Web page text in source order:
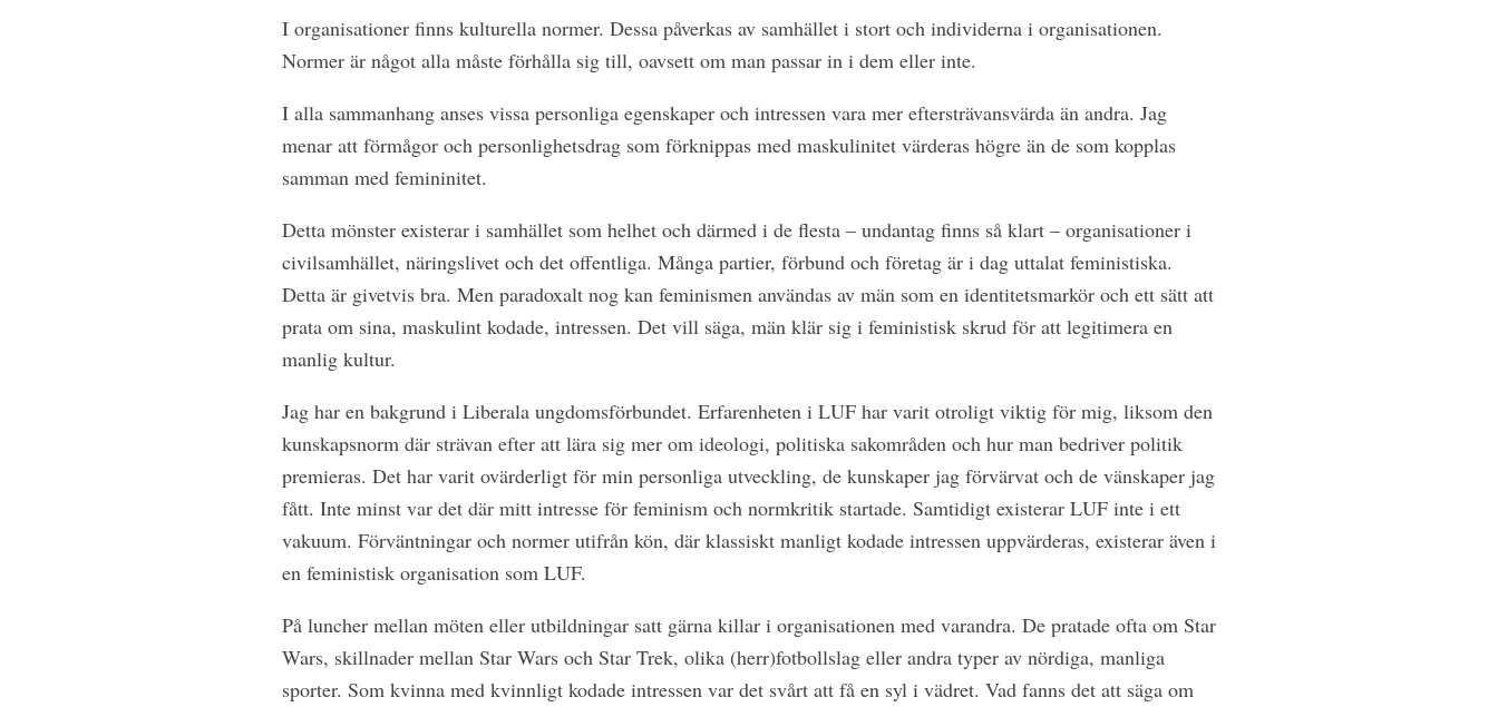
I organisationer finnskulturella normer. Dessa påverkas av samhället i stort och individerna i organisationen.
Normer är något alla måste förhålla sig till, oavsett om man passar in i dem eller inte.
I alla sammanhang anses vissa personliga egenskaper och intressen vara mer eftersträvansvärda än andra. Jag
menar att förmågor och personlighetsdrag som förknippas med maskulinitet värderas högre än de som kopplas
samman med femininitet.
Detta mönster existerar i samhället som helhet och därmed i de flesta – undantag finns så klart – organisationer i
civilsamhället, näringslivet och det offentliga. Många partier, förbund och företag är i dag uttalat feministiska.
Detta är givetvis bra. Men paradoxalt nog kan feminismen användas av män som en identitetsmarkör och ett sätt att
prata om sina, maskulint kodade, intressen. Det vill säga, män klär sig i feministisk skrud för att legitimera en
manlig kultur.
Jag har en bakgrund i Liberala ungdomsförbundet. Erfarenheten i LUF har varit otroligt viktig för mig, liksom den
kunskapsnorm där strävan efter att lära sig mer om ideologi, politiska sakområden och hur man bedriver politik
premieras. Det har varit ovärderligt för min personliga utveckling, de kunskaper jag förvärvat och de vänskaper jag
fått. Inte minst var det där mitt intresse för feminism och normkritik startade. Samtidigt existerar LUF inte i ett
vakuum. Förväntningar och normer utifrån kön, där klassiskt manligt kodade intressen uppvärderas, existerar även i
en feministisk organisation som LUF.
På luncher mellan möten eller utbildningar satt gärna killar i organisationen med varandra. De pratade ofta om Star
Wars, skillnader mellan Star Wars och Star Trek, olika (herr)fotbollslag eller andra typer av nördiga, manliga
sporter. Som kvinna med kvinnligt kodade intressen var det svårt att få en syl i vädret. Vad fanns det att säga om